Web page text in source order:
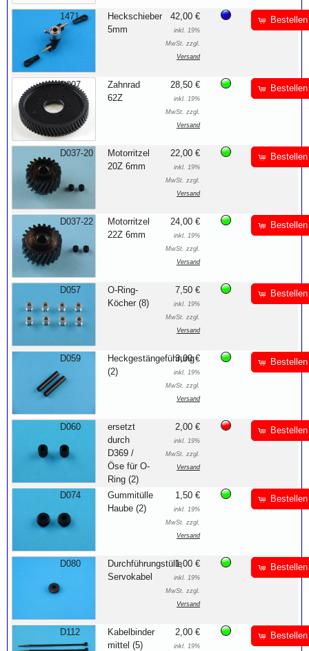
1471
Heckschieber
5mm
42,00 €
inkl. 19%
MwSt. zzgl.
Versand
Bestellen
D007
Zahnrad
62Z
28,50 €
inkl. 19%
MwSt. zzgl.
Versand
Bestellen
D037-20
Motorritzel
20Z 6mm
22,00 €
inkl. 19%
MwSt. zzgl.
Versand
Bestellen
D037-22
Motorritzel
22Z 6mm
24,00 €
inkl. 19%
MwSt. zzgl.
Versand
Bestellen
D057
O-Ring-
Köcher (8)
7,50 €
inkl. 19%
MwSt. zzgl.
Versand
Bestellen
D059
Heckgestängeführung
(2)
3,00 €
inkl. 19%
MwSt. zzgl.
Versand
Bestellen
D060
ersetzt
durch
D369 /
Öse für O-
Ring (2)
2,00 €
inkl. 19%
MwSt. zzgl.
Versand
Bestellen
D074
Gummitülle
Haube (2)
1,50 €
inkl. 19%
MwSt. zzgl.
Versand
Bestellen
D080
Durchführungstülle
Servokabel
1,00 €
inkl. 19%
MwSt. zzgl.
Versand
Bestellen
D112
Kabelbinder
mittel (5)
2,00 €
inkl. 19%
Bestellen